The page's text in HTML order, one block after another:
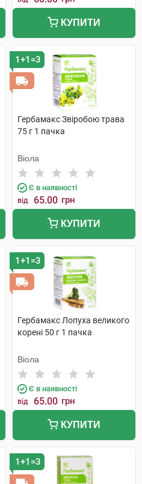
КУПИТИ
1+1=3
Гербамакс Звіробою трава
75 г 1 пачка
Віола
Є в наявності
від 65.00 грн
КУПИТИ
1+1=3
Гербамакс Лопуха великого
корені 50 г 1 пачка
Віола
Є в наявності
від 65.00 грн
КУПИТИ
1+1=3